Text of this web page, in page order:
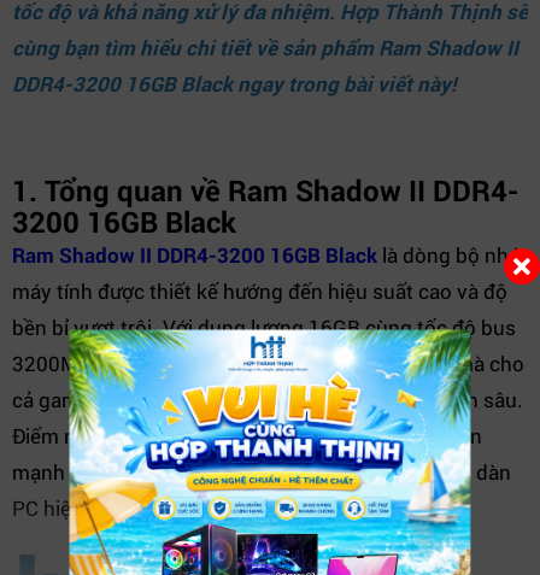
tốc độ và khả năng xử lý đa nhiệm. Hợp Thành Thịnh sẽ
cùng bạn tìm hiểu chi tiết về sản phẩm Ram Shadow II
DDR4-3200 16GB Black ngay trong bài viết này!
1. Tổng quan về Ram Shadow II DDR4-
3200 16GB Black
Ram Shadow II DDR4-3200 16GB Black là dòng bộ nhớ
máy tính được thiết kế hướng đến hiệu suất cao và độ
bền bỉ vượt trội. Với dung lượng 16GB cùng tốc độ bus
3200MHz, sản phẩm mang lại trải nghiệm mượt mà cho
cả gaming, đồ họa và công việc văn phòng chuyên sâu.
Điểm nhấn của sản phẩm chính là thiết kế màu đen
mạnh mẽ, tản nhiệt hiệu quả, dễ dàng đồng bộ với dàn
PC hiện đại.